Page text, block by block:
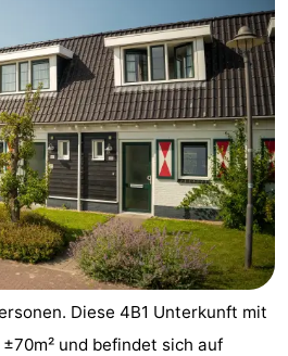
Diese 4B1 Unterkunft mit
und befindet sich auf